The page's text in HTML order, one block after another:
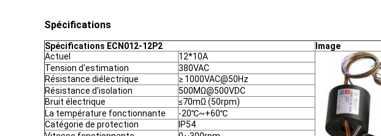
Spécifications
Spécifications ECN012-12P2
Image
Actuel
12*10A
Tension d'estimation
380VAC
Résistance diélectrique
≥ 1000VAC@50Hz
Résistance d'isolation
500MΩ@500VDC
Bruit électrique
≤70mΩ (50rpm)
La température fonctionnante
-20℃~+60℃
Catégorie de protection
IP54